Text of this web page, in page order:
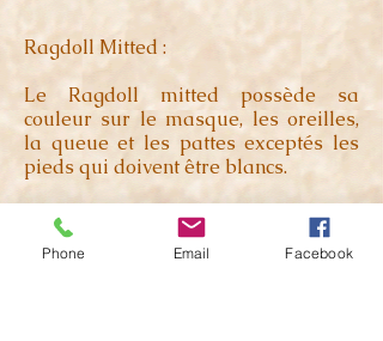
Ragdoll Mitted :
Le Ragdoll mitted possède sa
couleur sur le masque, les oreilles,
la queue et les pattes exceptés les
pieds qui doivent être blancs.
Phone Email Facebook